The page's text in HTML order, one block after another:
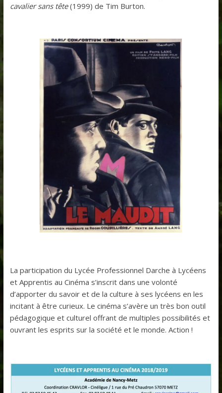
cavalier sans tête(1999) de Tim Burton.
La participation du Lycée Professionnel Darche à Lycéens
et Apprentis au Cinéma s’inscrit dans une volonté
d’apporter du savoir et de la culture à ses lycéens en les
incitant à être curieux. Le cinéma s’avère un très bon outil
pédagogique et culturel offrant de multiples possibilités et
ouvrant les esprits sur la société et le monde. Action !